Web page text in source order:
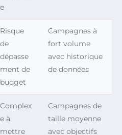
e
Risque
de
dépasse
ment de
budget
Campagnes à
fort volume
avec historique
de données
Complex
e à
mettre
Campagnes de
taille moyenne
avec objectifs